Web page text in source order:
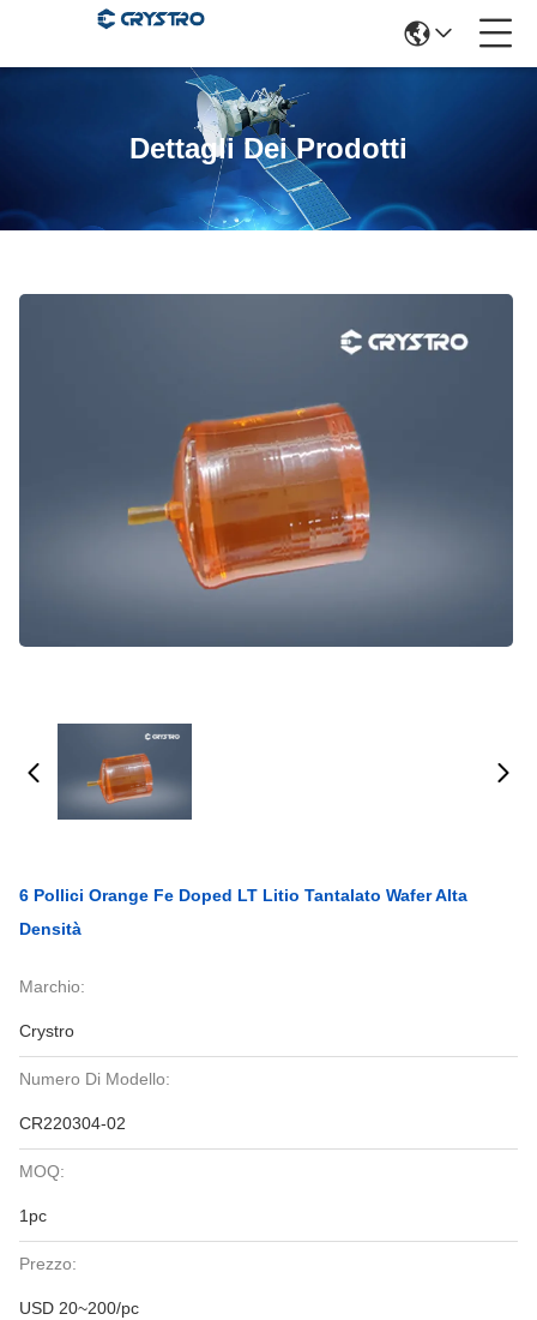
Dettagli Dei Prodotti
6 Pollici Orange Fe Doped LT Litio Tantalato Wafer Alta
Densità
Marchio:
Crystro
Numero Di Modello:
CR220304-02
MOQ:
1pc
Prezzo:
USD 20~200/pc